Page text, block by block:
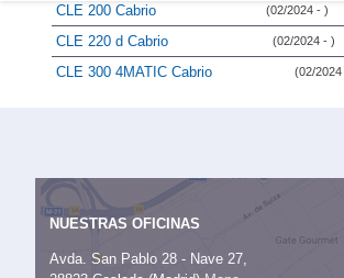
CLE 200 Cabrio (02/2024 - )
CLE 220 d Cabrio
(02/2024 - )
CLE 300 4MATIC Cabrio
(02/2024
NUESTRAS OFICINAS
Avda. San Pablo 28 - Nave 27,